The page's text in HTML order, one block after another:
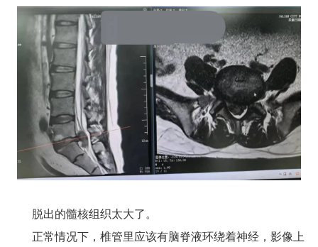
脱出的髓核组织太大了。
正常情况下，椎管里应该有脑脊液环绕着神经，影像上